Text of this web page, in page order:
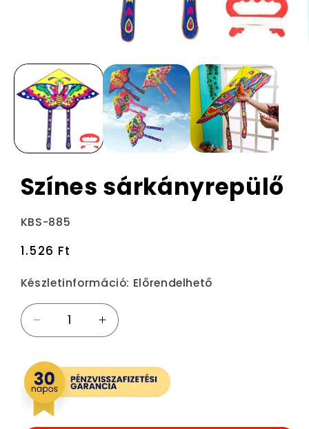
Színes sárkányrepülő
Termékváltozat:
KBS-885
Normál
1.526 Ft
Készletinformáció: Előrendelhető
Színes
sárkányrepülő
csökkentése
Színes
sárkányrepülő
növelése